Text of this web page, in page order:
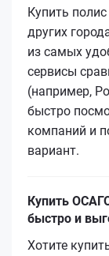
Купить
других
из самых
сервисы
(например,
быстро
компаний и
вариант.
Купить
быстро и
Хотите